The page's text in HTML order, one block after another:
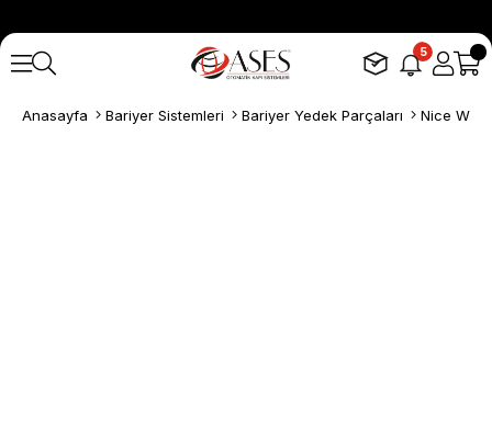
5
Anasayfa Bariyer Sistemleri Bariyer Yedek Parçaları Nice